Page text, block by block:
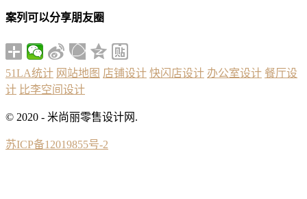
案列可以分享朋友圈
51LA统计 网站地图 店铺设计 快闪店设计 办公室设计 餐厅设
计 比李空间设计
© 2020 - 米尚丽零售设计网.
苏ICP备12019855号-2